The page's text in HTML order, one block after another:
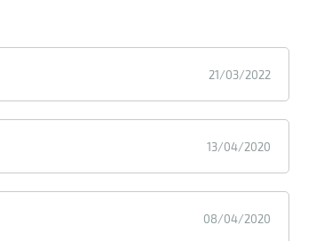
21/03/2022
13/04/2020
08/04/2020